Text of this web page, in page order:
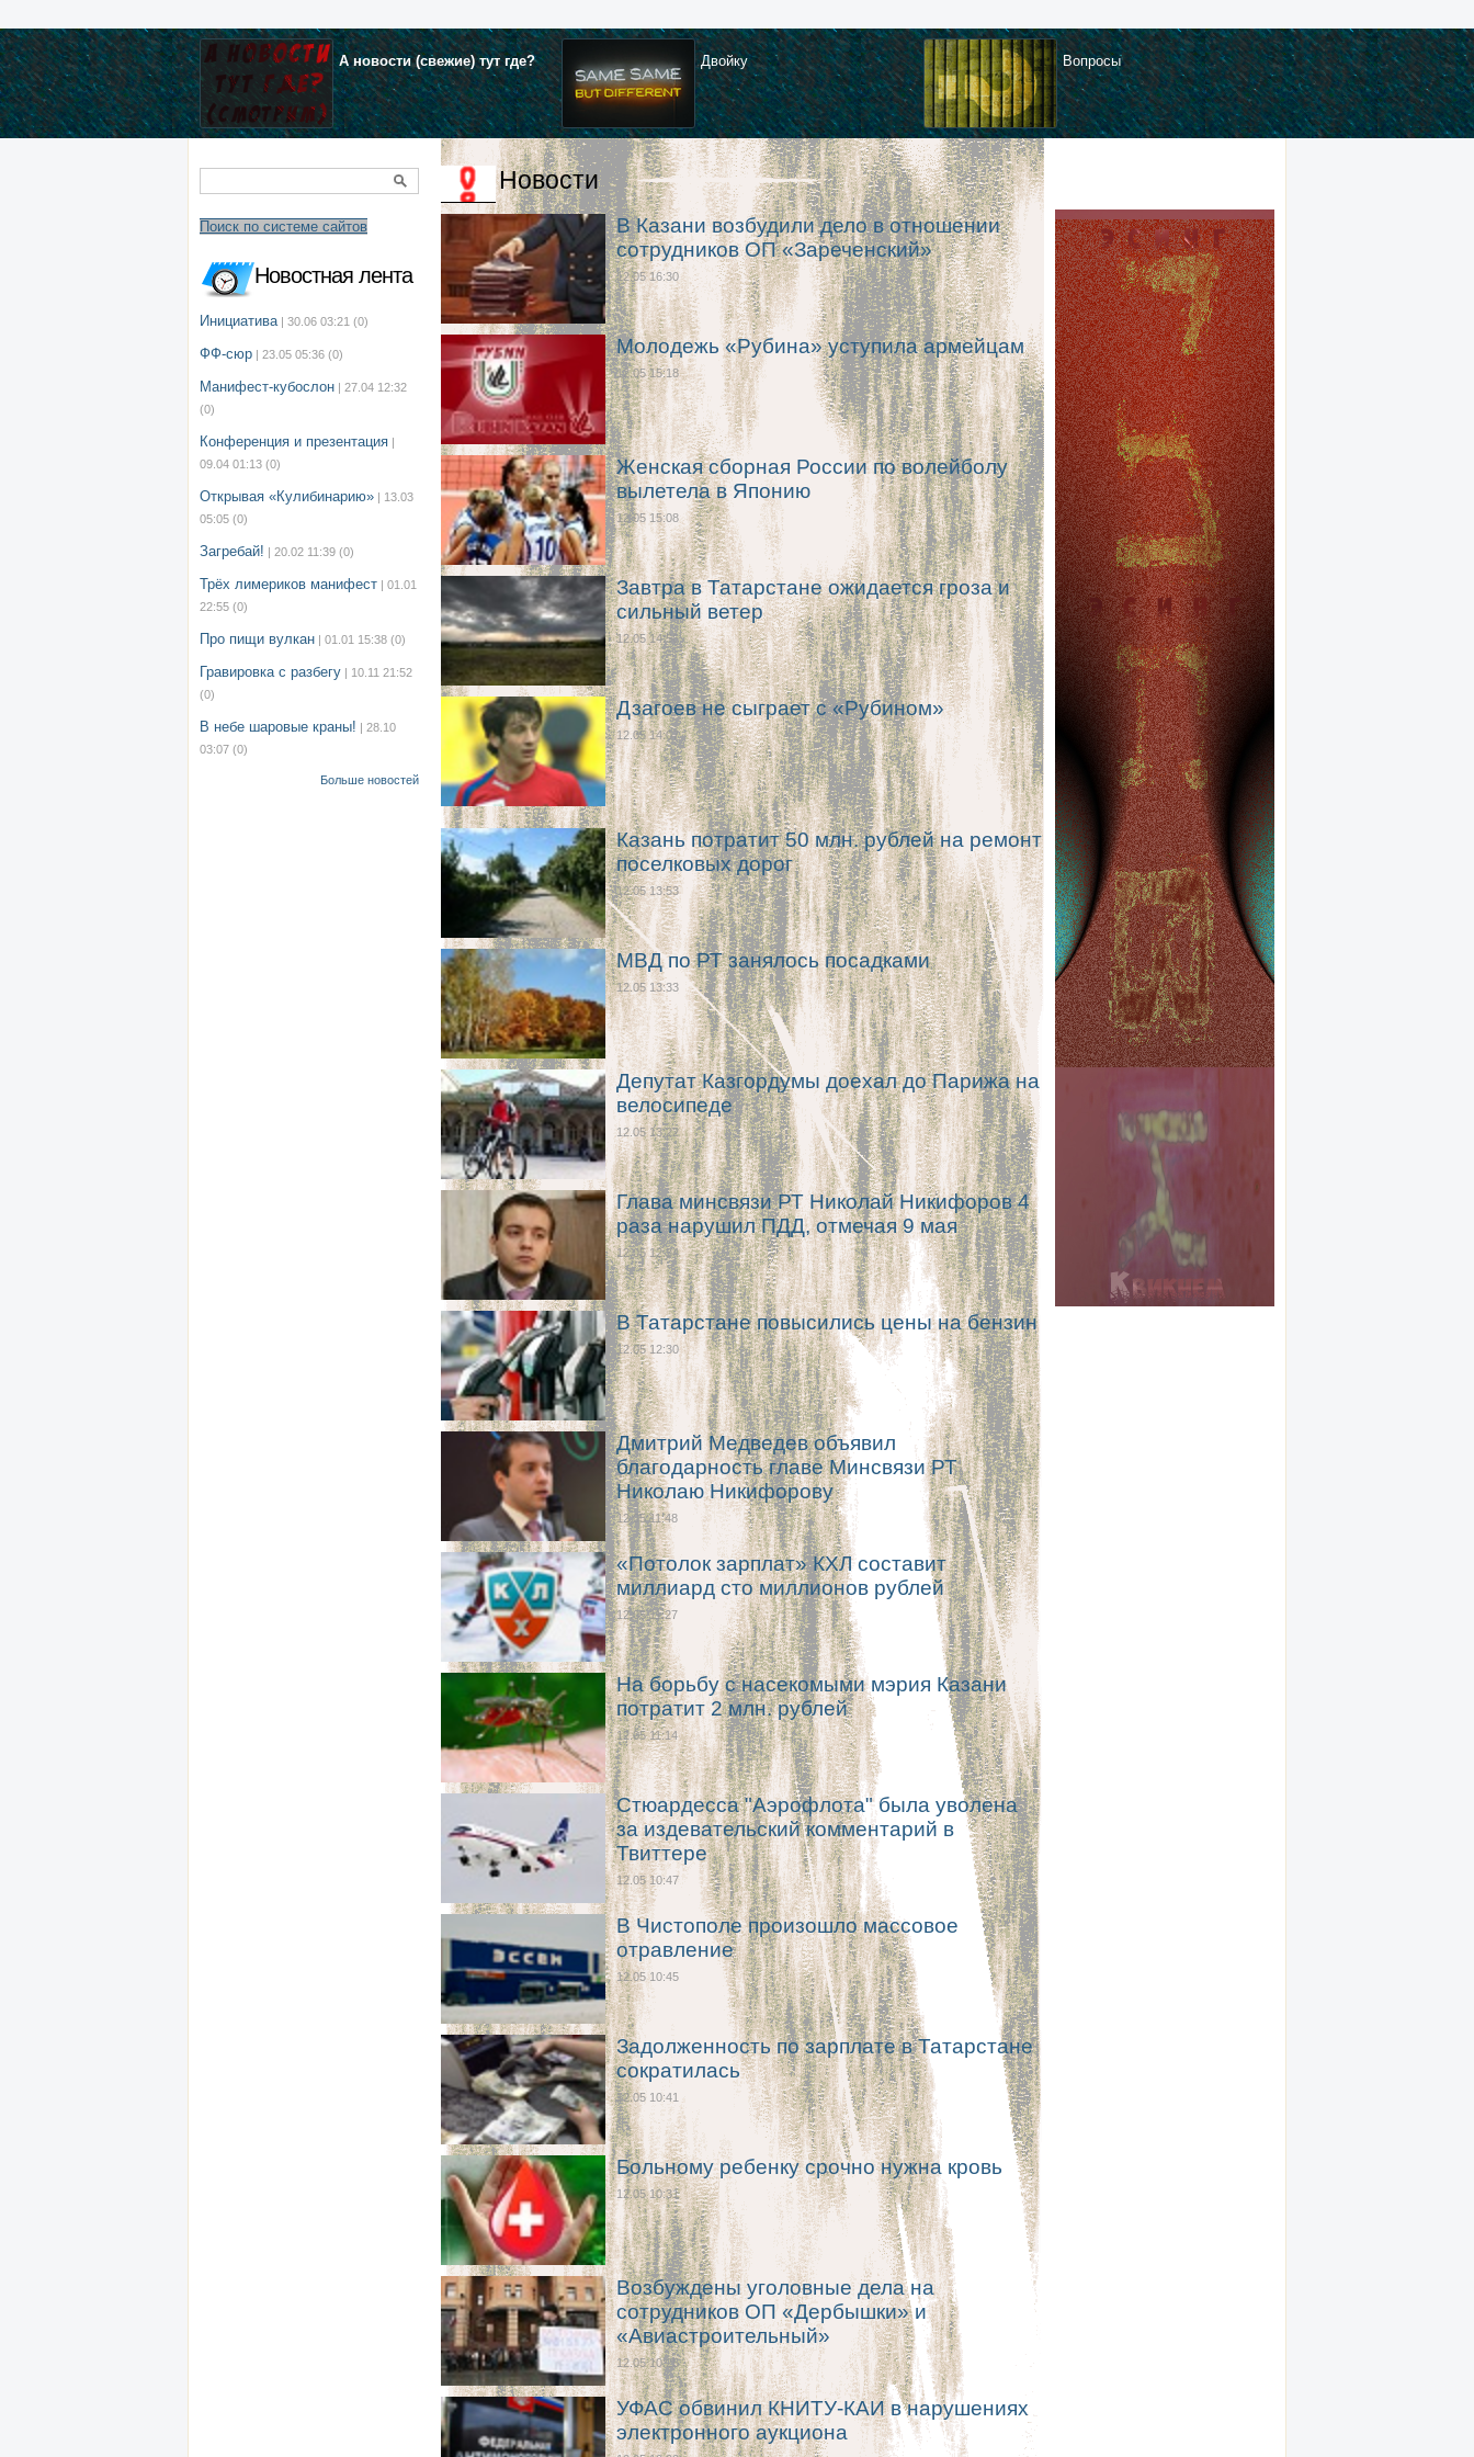
А новости (свежие) тут где? Двойку Вопросы
Поиск по системе сайтов
Новостная лента
Инициатива | 30.06 03:21 (0)
ФФ-сюр | 23.05 05:36 (0)
Манифест-кубослон | 27.04 12:32
(0)
Конференция и презентация |
09.04 01:13 (0)
Открывая «Кулибинарию» | 13.03
05:05 (0)
Загребай! | 20.02 11:39 (0)
Трёх лимериков манифест | 01.01
22:55 (0)
Про пищи вулкан | 01.01 15:38 (0)
Гравировка с разбегу | 10.11 21:52
(0)
В небе шаровые краны! | 28.10
03:07 (0)
Больше новостей
Новости
В Казани возбудили дело в отношении
сотрудников ОП «Зареченский»
12.05 16:30
Молодежь «Рубина» уступила армейцам
12.05 15:18
Женская сборная России по волейболу
вылетела в Японию
12.05 15:08
Завтра в Татарстане ожидается гроза и
сильный ветер
12.05 14:56
Дзагоев не сыграет с «Рубином»
12.05 14:07
Казань потратит 50 млн. рублей на ремонт
поселковых дорог
12.05 13:53
МВД по РТ занялось посадками
12.05 13:33
Депутат Казгордумы доехал до Парижа на
велосипеде
12.05 13:22
Глава минсвязи РТ Николай Никифоров 4
раза нарушил ПДД, отмечая 9 мая
12.05 12:34
В Татарстане повысились цены на бензин
12.05 12:30
Дмитрий Медведев объявил
благодарность главе Минсвязи РТ
Николаю Никифорову
12.05 11:48
«Потолок зарплат» КХЛ составит
миллиард сто миллионов рублей
12.05 11:27
На борьбу с насекомыми мэрия Казани
потратит 2 млн. рублей
12.05 11:14
Стюардесса "Аэрофлота" была уволена
за издевательский комментарий в
Твиттере
12.05 10:47
В Чистополе произошло массовое
отравление
12.05 10:45
Задолженность по зарплате в Татарстане
сократилась
12.05 10:41
Больному ребенку срочно нужна кровь
12.05 10:31
Возбуждены уголовные дела на
сотрудников ОП «Дербышки» и
«Авиастроительный»
12.05 10:25
УФАС обвинил КНИТУ-КАИ в нарушениях
электронного аукциона